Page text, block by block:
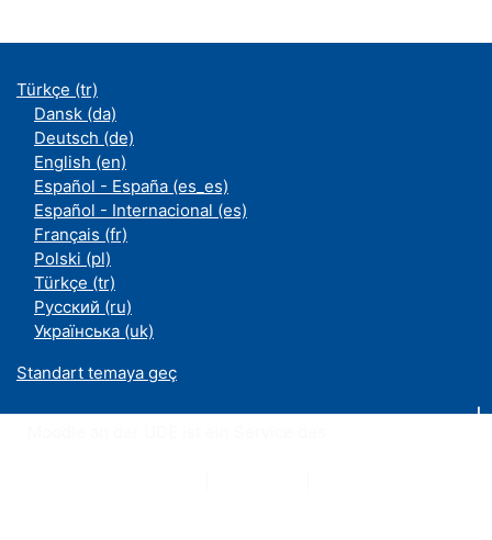
Türkçe ‎(tr)‎
Dansk ‎(da)‎
Deutsch ‎(de)‎
English ‎(en)‎
Español - España ‎(es_es)‎
Español - Internacional ‎(es)‎
Français ‎(fr)‎
Polski ‎(pl)‎
Türkçe ‎(tr)‎
Русский ‎(ru)‎
Українська ‎(uk)‎
Standart temaya geç